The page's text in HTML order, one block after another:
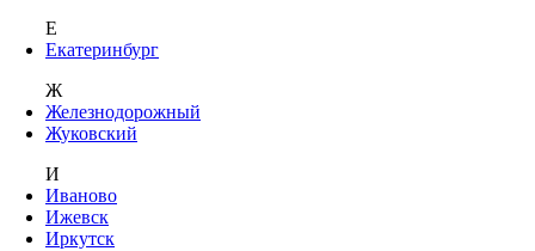
Е
Екатеринбург
Ж
Железнодорожный
Жуковский
И
Иваново
Ижевск
Иркутск